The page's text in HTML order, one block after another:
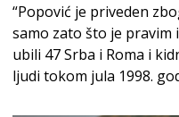
“Popović je priveden
samo zato što je pravim
ubili 47 Srba i Roma i
ljudi tokom jula 1998.